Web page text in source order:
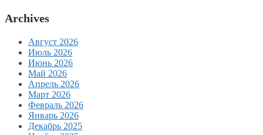
Archives
Август 2026
Июль 2026
Июнь 2026
Май 2026
Апрель 2026
Март 2026
Февраль 2026
Январь 2026
Декабрь 2025